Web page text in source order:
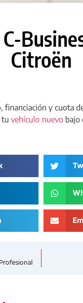
Citroën
financiación y cuota
tuvehículo nuevobajo